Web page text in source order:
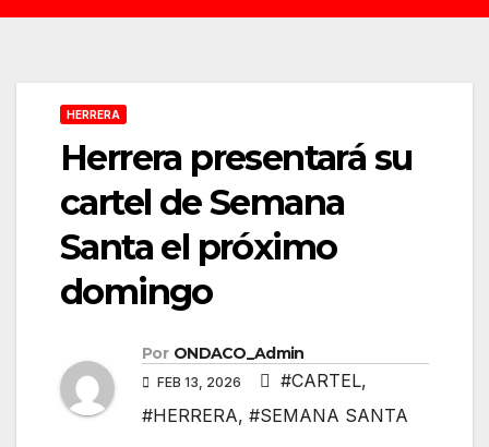
HERRERA
Herrera presentará su
cartel de Semana
Santa el próximo
domingo
Por ONDACO_Admin
FEB 13, 2026 #CARTEL,
#HERRERA, #SEMANA SANTA